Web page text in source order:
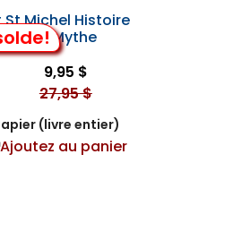
St Michel Histoire
d'un Mythe
9,95 $
27,95 $
(livre entier)
Ajoutez au panier